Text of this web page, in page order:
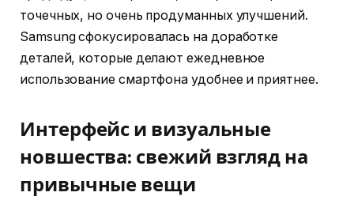
точечных, но очень продуманных улучшений.
Samsung сфокусировалась на доработке
деталей, которые делают ежедневное
использование смартфона удобнее и приятнее.
Интерфейс и визуальные
новшества: свежий взгляд на
привычные вещи